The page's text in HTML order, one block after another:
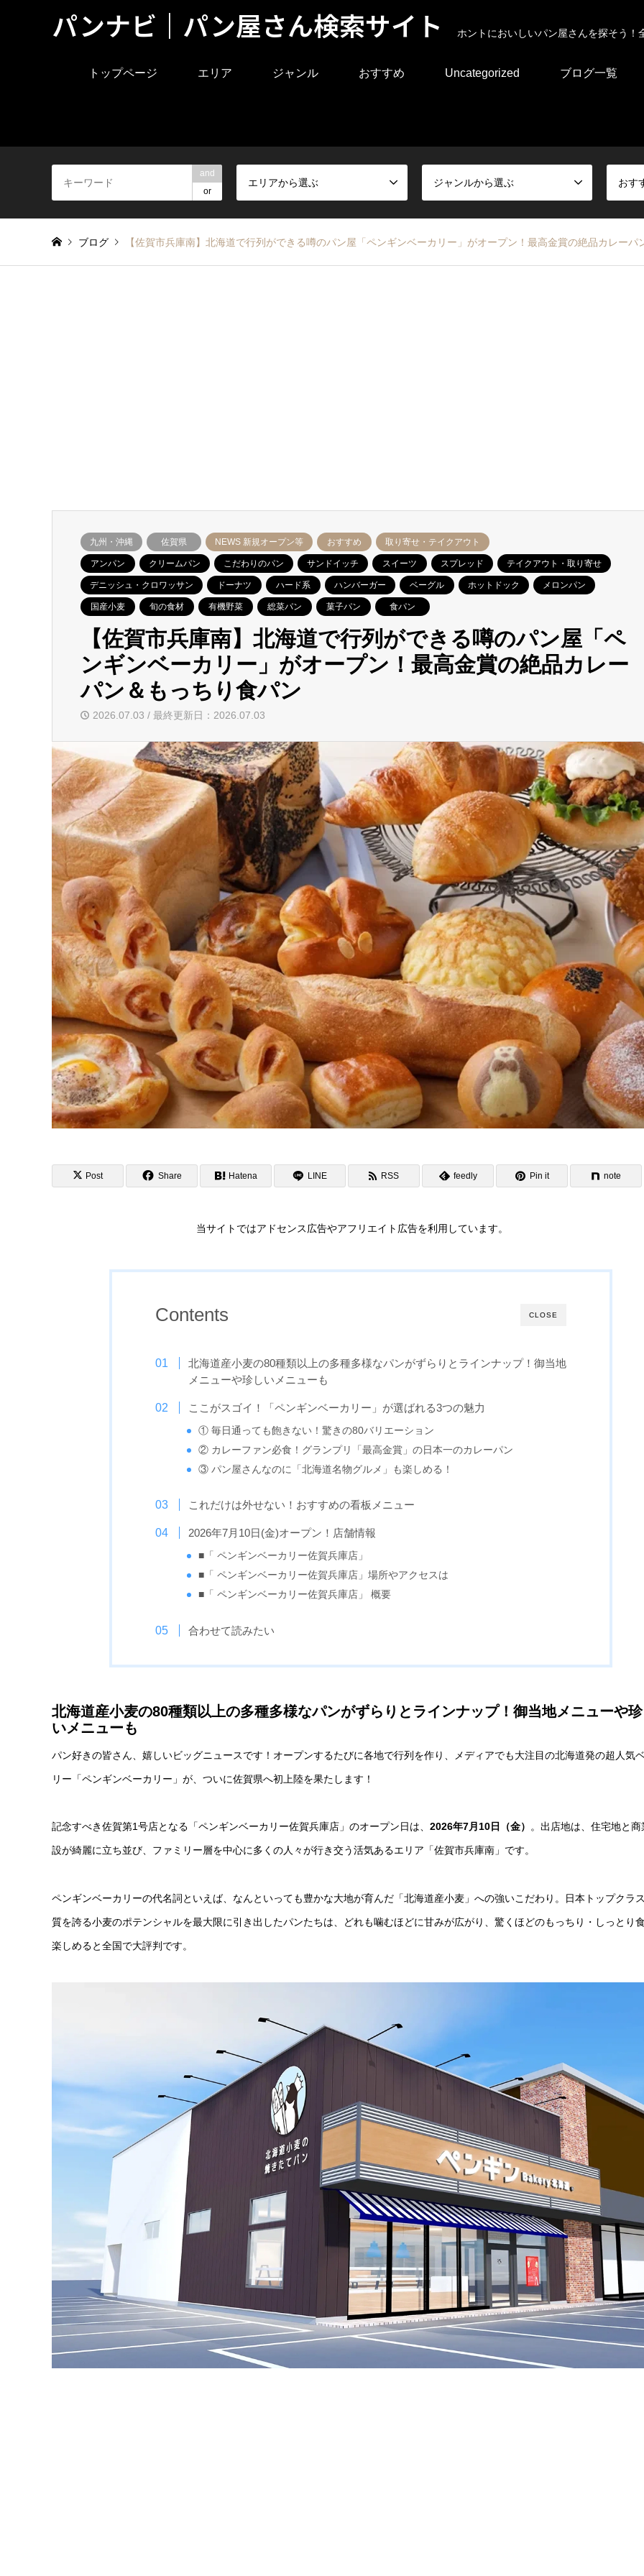
パンナビ｜パン屋さん検索サイト ホントにおいしいパン屋さんを探そう
トップページ エリア ジャンル おすすめ Uncategorized ブログ一覧
and
or
エリアから選ぶ ジャンルから選ぶ おす
ブログ 【佐賀市兵庫南】北海道で行列ができる噂のパン屋「ペンギンベーカリー」がオープン！最高金賞の絶品カレーパ
九州・沖縄 佐賀県 NEWS 新規オープン等 おすすめ 取り寄せ・テイクアウト
アンパン クリームパン こだわりのパン サンドイッチ スイーツ スプレッド テイクアウト・取り寄せ
デニッシュ・クロワッサン ドーナツ ハード系 ハンバーガー ベーグル ホットドック メロンパン
国産小麦 旬の食材 有機野菜 総菜パン 菓子パン 食パン
【佐賀市兵庫南】北海道で行列ができる噂のパン屋「ペ
ンギンベーカリー」がオープン！最高金賞の絶品カレー
パン＆もっちり食パン
2026.07.03 / 最終更新日：2026.07.03
Post Share Hatena LINE RSS feedly Pin it note
当サイトではアドセンス広告やアフリエイト広告を利用しています。
CLOSE
Contents
北海道産小麦の80種類以上の多種多様なパンがずらりとラインナップ！御当地
メニューや珍しいメニューも
ここがスゴイ！「ペンギンベーカリー」が選ばれる3つの魅力
① 毎日通っても飽きない！驚きの80バリエーション
② カレーファン必食！グランプリ「最高金賞」の日本一のカレーパン
③ パン屋さんなのに「北海道名物グルメ」も楽しめる！
これだけは外せない！おすすめの看板メニュー
2026年7月10日(金)オープン！店舗情報
■「 ペンギンベーカリー佐賀兵庫店」
■「 ペンギンベーカリー佐賀兵庫店」場所やアクセスは
■「 ペンギンベーカリー佐賀兵庫店」 概要
合わせて読みたい
北海道産小麦の80種類以上の多種多様なパンがずらりとラインナップ！御当地メニューや
いメニューも
パン好きの皆さん、嬉しいビッグニュースです！オープンするたびに各地で行列を作り、メディアでも大注目の北海道発の超人気
リー「ペンギンベーカリー」が、ついに佐賀県へ初上陸を果たします！
記念すべき佐賀第1号店となる「ペンギンベーカリー佐賀兵庫店」のオープン日は、 2026年7月10日（金） 。出店地は、住宅地と商
設が綺麗に立ち並び、ファミリー層を中心に多くの人々が行き交う活気あるエリア「佐賀市兵庫南」です。
ペンギンベーカリーの代名詞といえば、なんといっても豊かな大地が育んだ「北海道産小麦」への強いこだわり。日本トップクラ
質を誇る小麦のポテンシャルを最大限に引き出したパンたちは、どれも噛むほどに甘みが広がり、驚くほどのもっちり・しっとり
楽しめると全国で大評判です。